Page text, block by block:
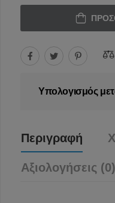
Υπολογισμός
Περιγραφή
Αξιολογήσεις (0)